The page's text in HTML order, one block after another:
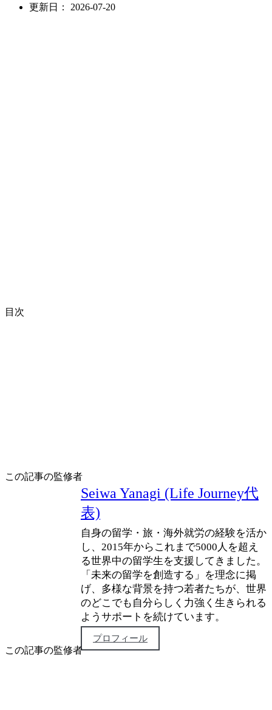
更新日： 2026-07-20
目次
この記事の監修者
Seiwa Yanagi (Life Journey代
表)
自身の留学・旅・海外就労の経験を活か
し、2015年からこれまで5000人を超え
る世界中の留学生を支援してきました。
「未来の留学を創造する」を理念に掲
げ、多様な背景を持つ若者たちが、世界
のどこでも自分らしく力強く生きられる
ようサポートを続けています。
プロフィール
この記事の監修者